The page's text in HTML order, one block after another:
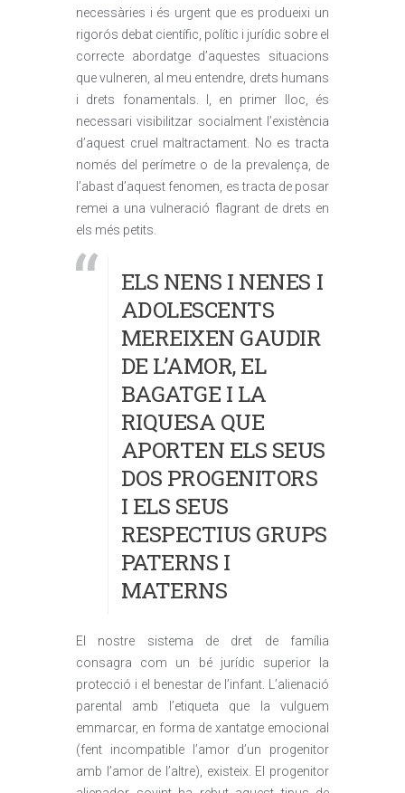
necessàries i és urgent que es produeixi un
rigorós debat científic, polític i jurídic sobre el
correcte abordatge d’aquestes situacions
que vulneren, al meu entendre, drets humans
i drets fonamentals. I, en primer lloc, és
necessari visibilitzar socialment l’existència
d’aquest cruel maltractament. No es tracta
només del perímetre o de la prevalença, de
l’abast d’aquest fenomen, es tracta de posar
remei a una vulneració flagrant de drets en
els més petits.
ELS NENS I NENES I
ADOLESCENTS
MEREIXEN GAUDIR
DE L’AMOR, EL
BAGATGE I LA
RIQUESA QUE
APORTEN ELS SEUS
DOS PROGENITORS
I ELS SEUS
RESPECTIUS GRUPS
PATERNS I
MATERNS
El nostre sistema de dret de família
consagra com un bé jurídic superior la
protecció i el benestar de l’infant. L’alienació
parental amb l’etiqueta que la vulguem
emmarcar, en forma de xantatge emocional
(fent incompatible l’amor d’un progenitor
amb l’amor de l’altre), existeix. El progenitor